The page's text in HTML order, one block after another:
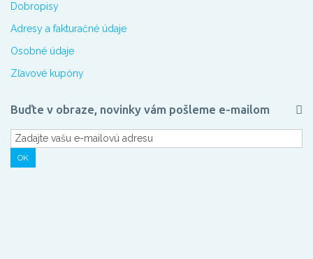
Dobropisy
Adresy a fakturačné údaje
Osobné údaje
Zľavové kupóny
Buďte v obraze, novinky vám pošleme e-mailom
OK